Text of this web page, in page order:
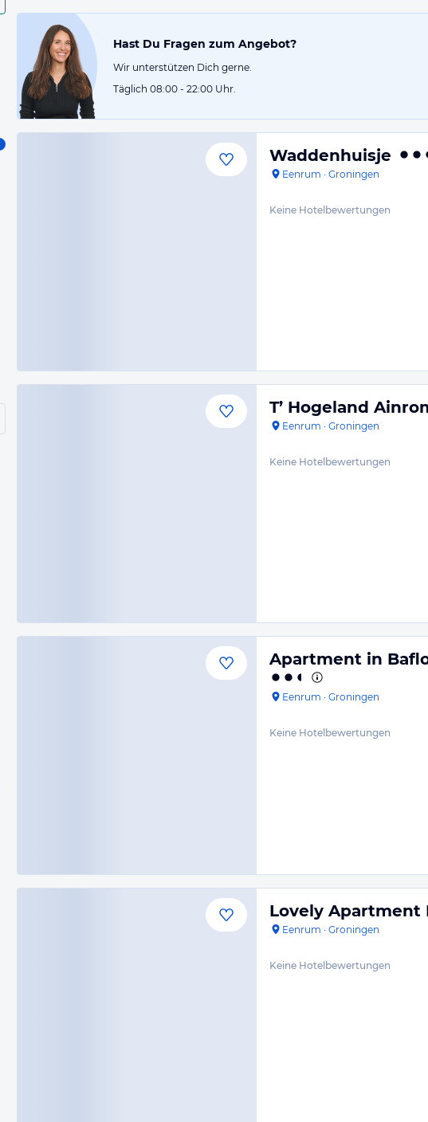
Hast Du Fragen zum Angebot?
Wir unterstützen Dich gerne.
Täglich 08:00 - 22:00 Uhr.
Waddenhuisje
Eenrum · Groningen
Keine Hotelbewertungen
T’ Hogeland
Eenrum · Groningen
Keine Hotelbewertungen
Apartment in
Eenrum · Groningen
Keine Hotelbewertungen
Lovely Apartment
Eenrum · Groningen
Keine Hotelbewertungen